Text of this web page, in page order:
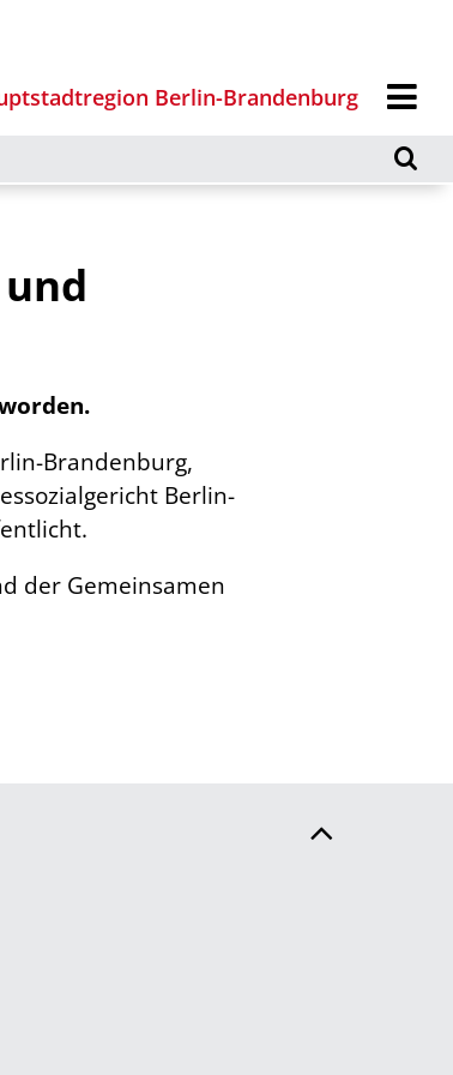
Berlin-Brandenburg
Brandenburg,
Berlin-
der Gemeinsamen